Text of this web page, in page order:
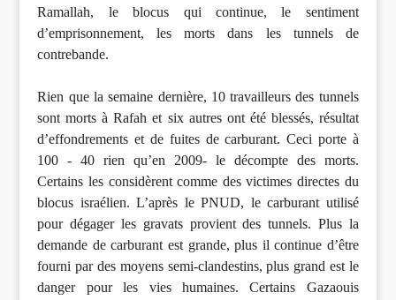
Ramallah, le blocus qui continue, le sentiment
d’emprisonnement, les morts dans les tunnels de
contrebande.
Rien que la semaine dernière, 10 travailleurs des tunnels
sont morts à Rafah et six autres ont été blessés, résultat
d’effondrements et de fuites de carburant. Ceci porte à
100 - 40 rien qu’en 2009- le décompte des morts.
Certains les considèrent comme des victimes directes du
blocus israélien. L’après le PNUD, le carburant utilisé
pour dégager les gravats provient des tunnels. Plus la
demande de carburant est grande, plus il continue d’être
fourni par des moyens semi-clandestins, plus grand est le
danger pour les vies humaines. Certains Gazaouis